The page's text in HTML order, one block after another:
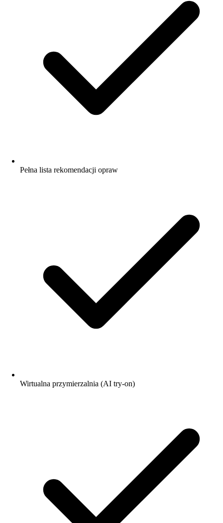
Pełna lista rekomendacji opraw
Wirtualna przymierzalnia (AI try-on)